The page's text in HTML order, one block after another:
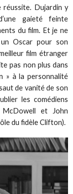
réussite. Dujardin y
gaieté feinte
du film. Et je ne
Oscar pour son
film étranger
pas non plus dans
» à la personnalité
de vanité de son
les comédiens
McDowell et John
du fidèle Clifton).